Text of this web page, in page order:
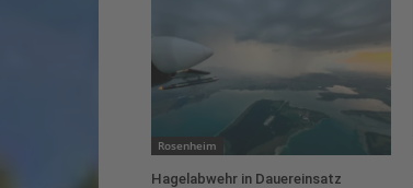
Rosenheim
Hagelabwehr in Dauereinsatz